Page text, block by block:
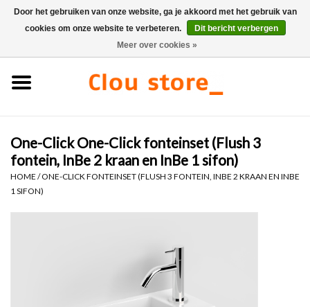
0 Artikelen - €0,00
Fonteinsets
One-Click One-Click fonteinset (Flush 3
fontein, InBe 2 kraan en InBe 1 sifon)
HOME /ONE-CLICK FONTEINSET (FLUSH 3 FONTEIN, INBE 2 KRAAN EN INBE
1 SIFON)
Door het gebruiken van onze website, ga je akkoord met het gebruik van
cookies om onze website te verbeteren.
Dit bericht verbergen
Meer over cookies »